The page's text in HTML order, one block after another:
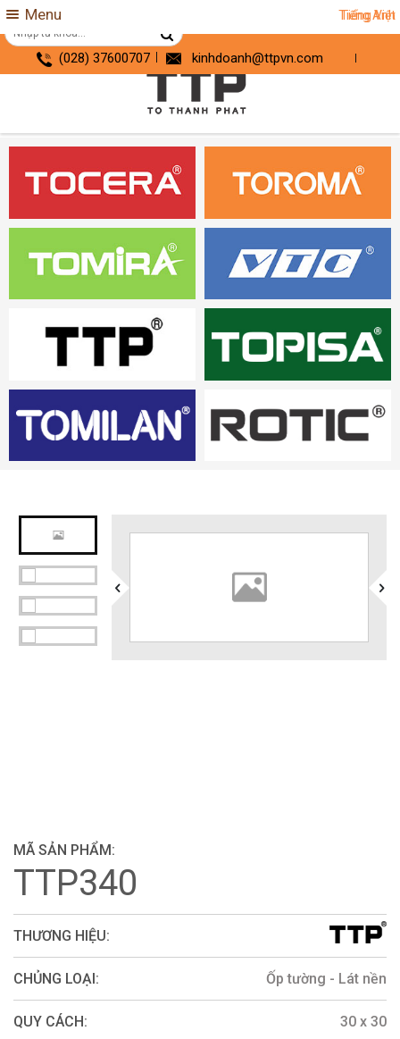
(028) 37600707 kinhdoanh@ttpvn.com
MÃ SẢN PHẨM:
TTP340
THƯƠNG HIỆU:
CHỦNG LOẠI: Ốp tường - Lát nền
QUY CÁCH: 30 x 30
Menu Tiếng Việt
Tiếng Anh